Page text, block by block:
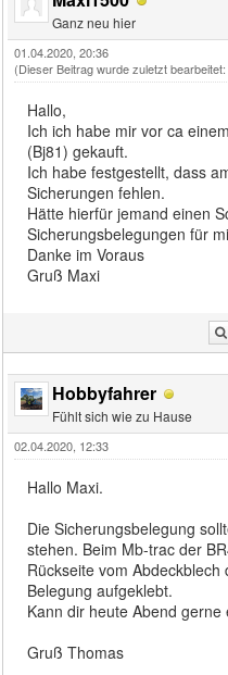
Ganz neu hier
01.04.2020, 20:36
(Dieser Beitrag wurde zuletzt
Hallo,
Ich ich habe mir vor ca
(Bj81) gekauft.
Ich habe festgestellt, dass
Sicherungen fehlen.
Hätte hierfür jemand einen
Sicherungsbelegungen für
Danke im Voraus
Gruß Maxi
Hobbyfahrer
Fühlt sich wie zu Hause
02.04.2020, 12:33
Hallo Maxi.
Die Sicherungsbelegung
stehen. Beim Mb-trac der
Rückseite vom
Belegung aufgeklebt.
Kann dir heute Abend gerne
Gruß Thomas